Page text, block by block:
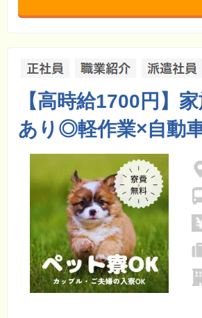
【高時給1700円】
あり◎軽作業×自動